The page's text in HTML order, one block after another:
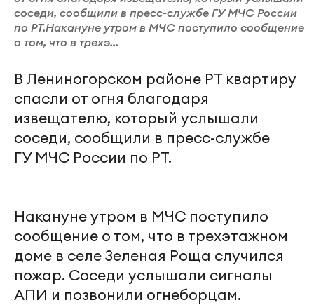
соседи, сообщили в пресс-службе ГУ МЧС России
по РТ.Накануне утром в МЧС поступило сообщение
о том, что в трехэ...
В Лениногорском районе РТ квартиру
спасли от огня благодаря
извещателю, который услышали
соседи, сообщили в пресс-службе
ГУ МЧС России по РТ.
Накануне утром в МЧС поступило
сообщение о том, что в трехэтажном
доме в селе Зеленая Роща случился
пожар. Соседи услышали сигналы
АПИ и позвонили огнеборцам.